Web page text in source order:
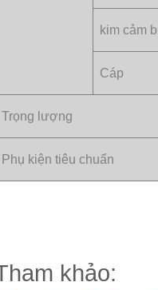
kim cảm
Cáp
Trọng lượng
Phụ kiện tiêu chuẩn
khảo: